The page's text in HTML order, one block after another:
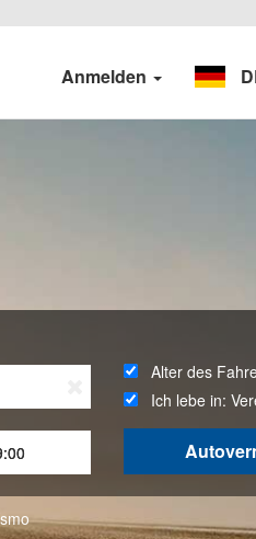
Anmelden
Alter des
Ich lebe in: